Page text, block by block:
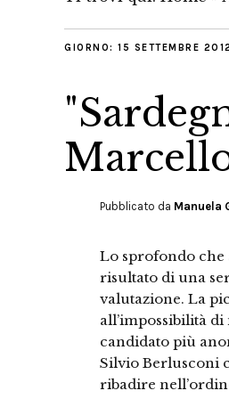
GIORNO: 15 SETTEMBRE 2012
Pubblicato da Manuela
Lo sprofondo che
risultato di una
valutazione. La
all’impossibilità
candidato più
Silvio Berlusconi
ribadire